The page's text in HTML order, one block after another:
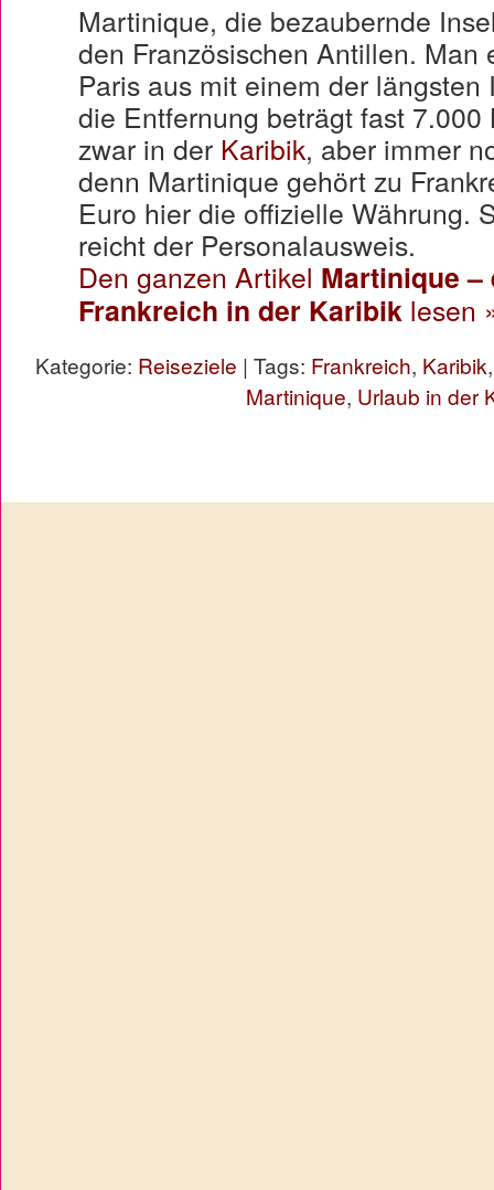
Martinique, die bezaubernde
den Französischen Antillen. Man
Paris aus mit einem der
die Entfernung beträgt fast
zwar in der Karibik, aber immer
denn Martinique gehört zu
Euro hier die offizielle Währung.
reicht der Personalausweis.
Den ganzen Artikel Martinique
Frankreich in der Karibik lesen
Kategorie: Reiseziele | Tags: Frankreich, Karibik
Martinique, Urlaub in der